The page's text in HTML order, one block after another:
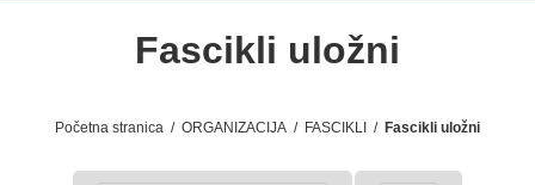
Fascikli uložni
Početna stranica / ORGANIZACIJA / FASCIKLI / Fascikli uložni